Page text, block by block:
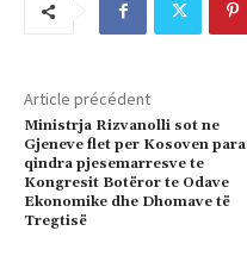
Article précédent
Ministrja Rizvanolli sot ne
Gjeneve flet per Kosoven para
qindra pjesemarresve te
Kongresit Botëror te Odave
Ekonomike dhe Dhomave të
Tregtisë